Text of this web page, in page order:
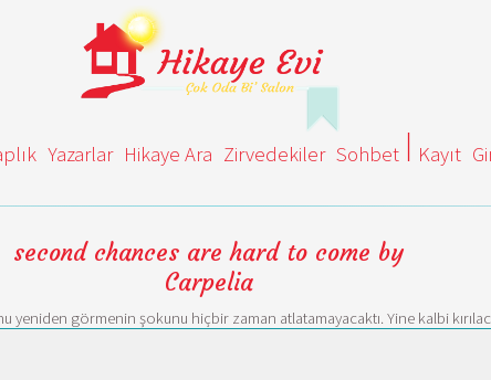
Yazarlar Hikaye Ara Zirvedekiler Sohbet Kayıt
second chances are hard to come by
Carpelia
yeniden görmenin şokunu hiçbir zaman atlatamayacaktı. Yine kalbi